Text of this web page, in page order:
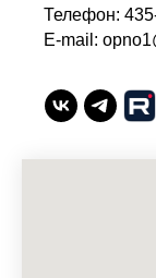
Телефон:
E-mail: